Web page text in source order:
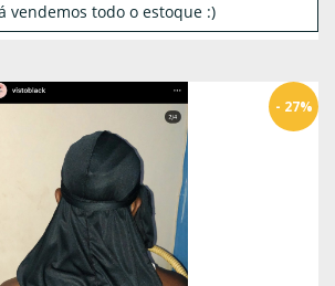
vendemos todo o estoque :)
- 27%